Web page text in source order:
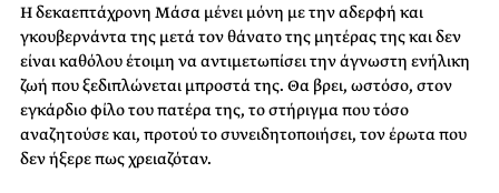
Η δεκαεπτάχρονη Μάσα μένει μόνη με την αδερφή και
γκουβερνάντα της μετά τον θάνατο της μητέρας της και δεν
είναι καθόλου έτοιμη να αντιμετωπίσει την άγνωστη ενήλικη
ζωή που ξεδιπλώνεται μπροστά της. Θα βρει, ωστόσο, στον
εγκάρδιο φίλο του πατέρα της, το στήριγμα που τόσο
αναζητούσε και, προτού το συνειδητοποιήσει, τον έρωτα που
δεν ήξερε πως χρειαζόταν.